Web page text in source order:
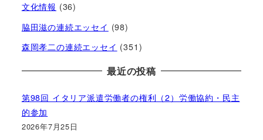
文化情報 (36)
脇田滋の連続エッセイ (98)
森岡孝二の連続エッセイ (351)
最近の投稿
第98回 イタリア派遣労働者の権利（2）労働協約・民主
的参加
2026年7月25日